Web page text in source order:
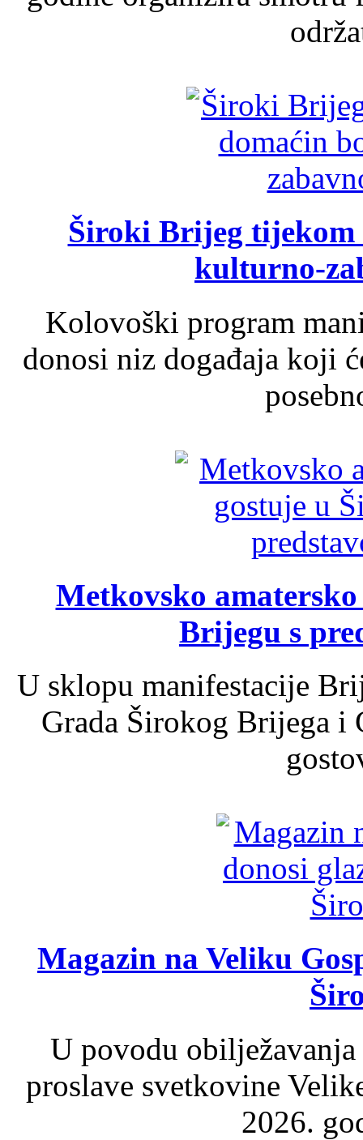
Široki Brijeg tijekom
kulturno-
Kolovoški program
donosi niz događaja koji
Metkovsko
Brijegu s
U sklopu manifestacije
Grada Širokog Brijega
Magazin na Veliku
U povodu
proslave svetkovine
2026.